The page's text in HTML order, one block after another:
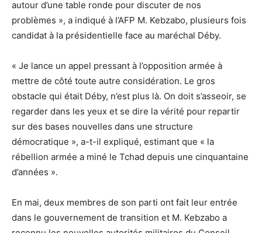
autour d’une table ronde pour discuter de nos
problèmes », a indiqué à l’AFP M. Kebzabo, plusieurs fois
candidat à la présidentielle face au maréchal Déby.
« Je lance un appel pressant à l’opposition armée à
mettre de côté toute autre considération. Le gros
obstacle qui était Déby, n’est plus là. On doit s’asseoir, se
regarder dans les yeux et se dire la vérité pour repartir
sur des bases nouvelles dans une structure
démocratique », a-t-il expliqué, estimant que « la
rébellion armée a miné le Tchad depuis une cinquantaine
d’années ».
En mai, deux membres de son parti ont fait leur entrée
dans le gouvernement de transition et M. Kebzabo a